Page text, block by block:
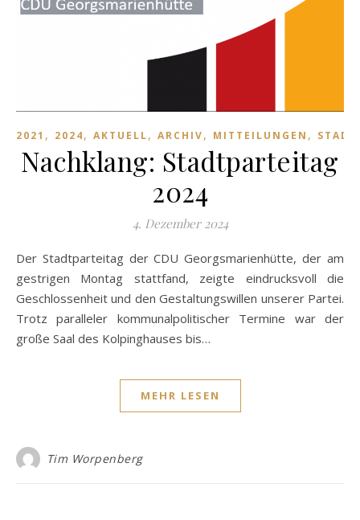
2021 , 2024, AKTUELL, ARCHIV, MITTEILUNGEN ,
Nachklang: Stadtparteitag
2024
4. Dezember 2024
Der Stadtparteitag der CDU Georgsmarienhütte, der am
gestrigen Montag stattfand, zeigte eindrucksvoll die
Geschlossenheit und den Gestaltungswillen unserer Partei.
Trotz paralleler kommunalpolitischer Termine war der
große Saal des Kolpinghauses bis…
MEHR LESEN
Tim Worpenberg